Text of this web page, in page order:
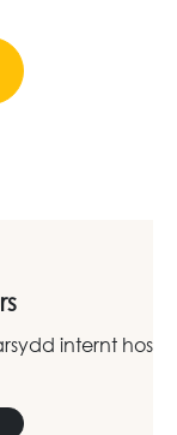
internt hos